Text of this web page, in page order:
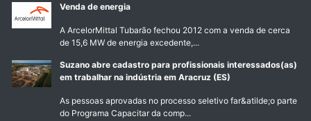
Venda de energia
A ArcelorMittal Tubarão fechou 2012 com a venda de cerca
de 15,6 MW de energia excedente,...
Suzano abre cadastro para profissionais interessados(as)
em trabalhar na indústria em Aracruz (ES)
As pessoas aprovadas no processo seletivo far&atilde;o parte
do Programa Capacitar da comp...